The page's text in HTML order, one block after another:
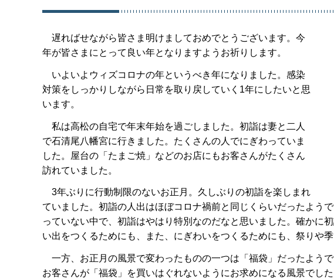
遅ればせながら皆さま明けましておめでとうございます。今
年が皆さまにとって良い年となりますようお祈りします。
いよいよウィズコロナの年というべき年になりました。感染
対策をしっかりしながら日常を取り戻していく1年にしたいと思
います。
私は高松の自宅で年末年始を過ごしました。初詣は妻と二人
で石清尾八幡宮に行きました。たくさんの人でにぎわっていま
した。屋台の「たまご焼」などのお店にもお客さんがたくさん
訪れていました。
3年ぶりに行動制限のないお正月。久しぶりの初詣を楽しまれ
ていました。初詣の人出はほぼコロナ禍前と同じくらいだったよう
っていない中で、初詣はやはり特別なのだなと思いました。確かに
い出をつくるためにも、また、にぎわいをつくるためにも、祭りや
一方、お正月の風景で変わったものの一つは「福袋」だったよう
お客さんが「福袋」を買いはぐれないようにお求めになる風景でし